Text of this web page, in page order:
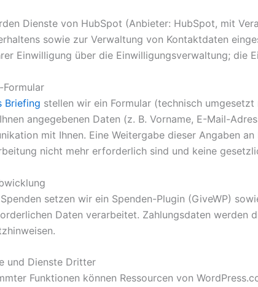
Dienste von HubSpot (Anbieter: HubSpot, mit
sowie zur Verwaltung von Kontaktdaten
Einwilligung über die Einwilligungsverwaltung; die
Briefing stellen wir ein Formular (technisch
angegebenen Daten (z. B. Vorname, E-Mail-
mit Ihnen. Eine Weitergabe dieser Angaben
nicht mehr erforderlich sind und keine
setzen wir ein Spenden-Plugin (GiveWP)
Daten verarbeitet. Zahlungsdaten
und Dienste Dritter
Funktionen können Ressourcen von